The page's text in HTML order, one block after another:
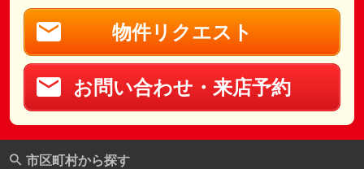
物件リクエスト
お問い合わせ・来店予約
市区町村から探す